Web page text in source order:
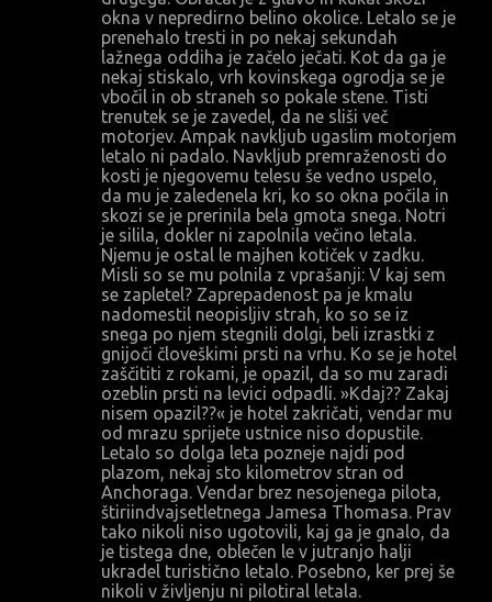
okna v nepredirno belino okolice. Letalo se je
prenehalo tresti in po nekaj sekundah
lažnega oddiha je začelo ječati. Kot da ga je
nekaj stiskalo, vrh kovinskega ogrodja se je
vbočil in ob straneh so pokale stene. Tisti
trenutek se je zavedel, da ne sliši več
motorjev. Ampak navkljub ugaslim motorjem
letalo ni padalo. Navkljub premraženosti do
kosti je njegovemu telesu še vedno uspelo,
da mu je zaledenela kri, ko so okna počila in
skozi se je prerinila bela gmota snega. Notri
je silila, dokler ni zapolnila večino letala.
Njemu je ostal le majhen kotiček v zadku.
Misli so se mu polnila z vprašanji: V kaj sem
se zapletel? Zaprepadenost pa je kmalu
nadomestil neopisljiv strah, ko so se iz
snega po njem stegnili dolgi, beli izrastki z
gnijoči človeškimi prsti na vrhu. Ko se je hotel
zaščititi z rokami, je opazil, da so mu zaradi
ozeblin prsti na levici odpadli. »Kdaj?? Zakaj
nisem opazil??« je hotel zakričati, vendar mu
od mrazu sprijete ustnice niso dopustile.
Letalo so dolga leta pozneje najdi pod
plazom, nekaj sto kilometrov stran od
Anchoraga. Vendar brez nesojenega pilota,
štiriindvajsetletnega Jamesa Thomasa. Prav
tako nikoli niso ugotovili, kaj ga je gnalo, da
je tistega dne, oblečen le v jutranjo halji
ukradel turistično letalo. Posebno, ker prej še
nikoli v življenju ni pilotiral letala.